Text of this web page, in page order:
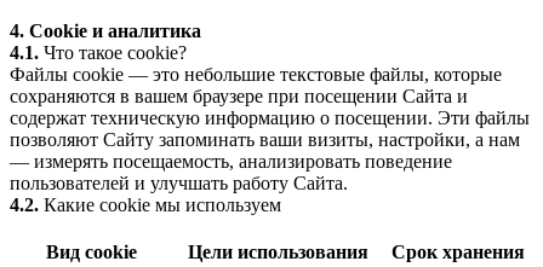
4. Cookie и аналитика
4.1. Что такое cookie?
Файлы cookie — это небольшие текстовые файлы, которые
сохраняются в вашем браузере при посещении Сайта и
содержат техническую информацию о посещении. Эти файлы
позволяют Сайту запоминать ваши визиты, настройки, а нам
— измерять посещаемость, анализировать поведение
пользователей и улучшать работу Сайта.
4.2. Какие cookie мы используем
Вид cookie Цели использования Срок хранения